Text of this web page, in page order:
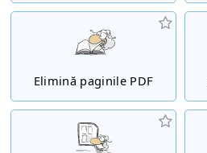
Elimină paginile PDF